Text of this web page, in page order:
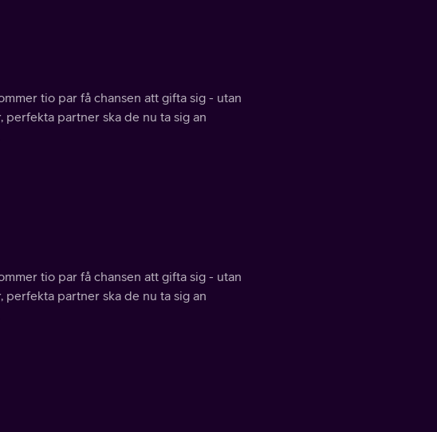
tio par få chansen att gifta sig - utan
perfekta partner ska de nu ta sig an
tio par få chansen att gifta sig - utan
perfekta partner ska de nu ta sig an